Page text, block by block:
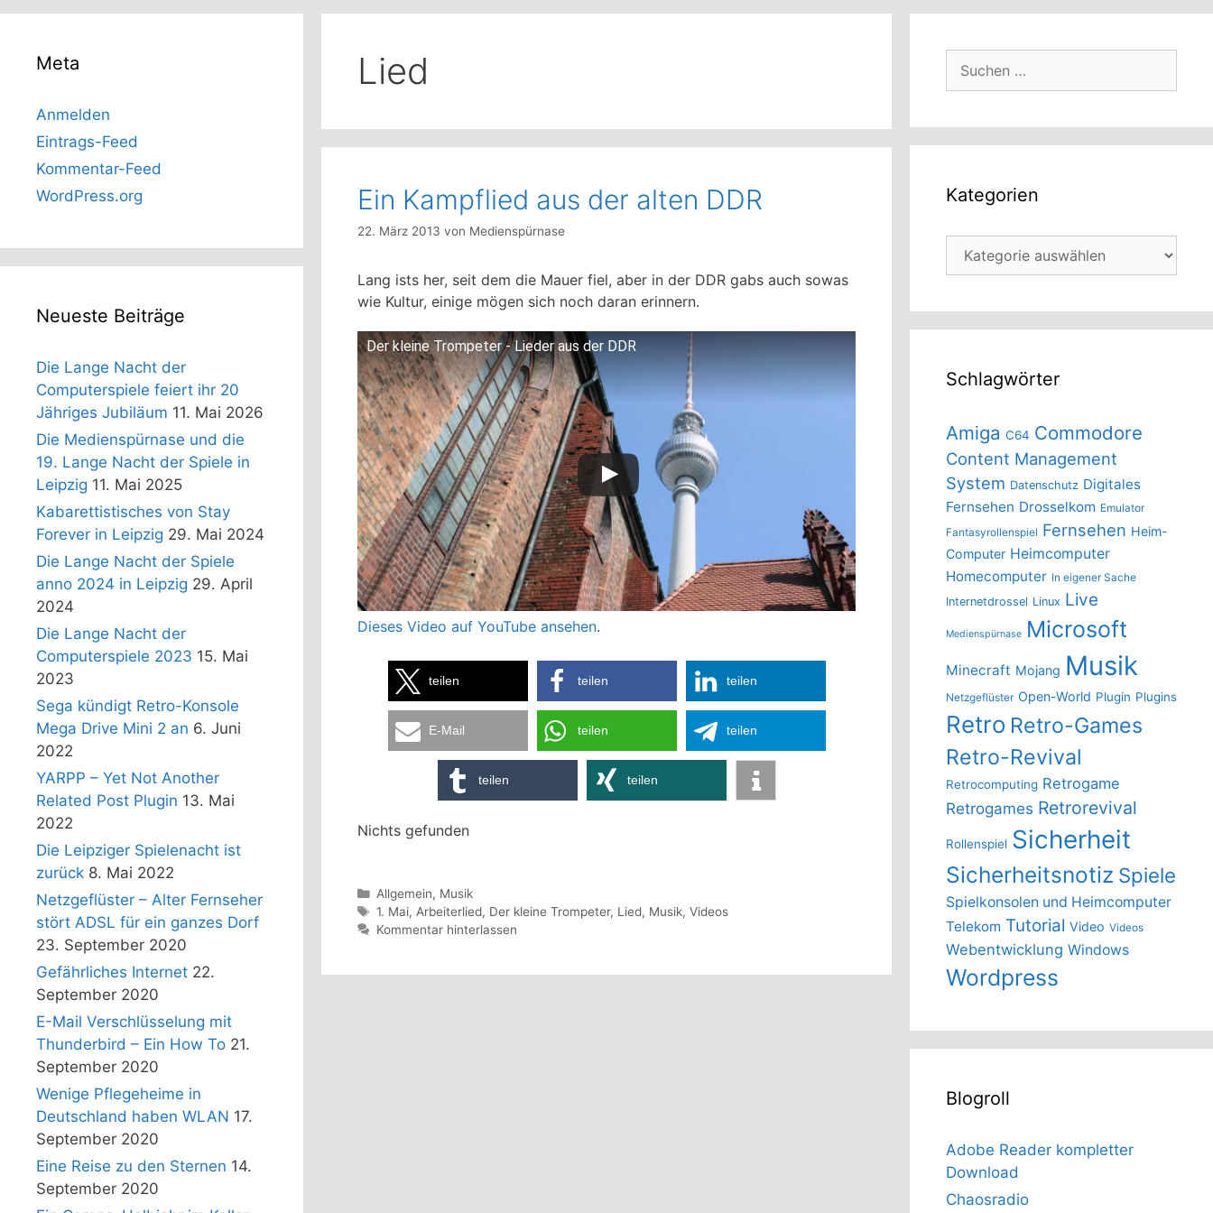
Lied
Ein Kampflied aus der alten DDR
22. März 2013 von Medienspürnase
Lang ists her, seit dem die Mauer fiel, aber in der DDR gabs auch sowas
wie Kultur, einige mögen sich noch daran erinnern.
Der kleine Trompeter - Lieder aus der DDR
Dieses Video auf YouTube ansehen.
teilen teilen teilen
E-Mail teilen teilen
teilen teilen
Nichts gefunden
Kategorien
Allgemein, Musik
Schlagwörter
1. Mai, Arbeiterlied, Der kleine Trompeter, Lied, Musik,Videos
Kommentar hinterlassen
Meta
Anmelden
Eintrags-Feed
Kommentar-Feed
WordPress.org
Neueste Beiträge
Die Lange Nacht der
Computerspiele feiert ihr 20
Jähriges Jubiläum 11. Mai 2026
Die Medienspürnase und die
19. Lange Nacht der Spiele in
Leipzig 11. Mai 2025
Kabarettistisches von Stay
Forever in Leipzig 29. Mai 2024
Die Lange Nacht der Spiele
anno 2024 in Leipzig 29. April
2024
Die Lange Nacht der
Computerspiele 2023 15. Mai
2023
Sega kündigt Retro-Konsole
Mega Drive Mini 2 an 6. Juni
2022
YARPP – Yet Not Another
Related Post Plugin 13. Mai
2022
Die Leipziger Spielenacht ist
zurück 8. Mai 2022
Netzgeflüster – Alter Fernseher
stört ADSL für ein ganzes Dorf
23. September 2020
Gefährliches Internet 22.
September 2020
E-Mail Verschlüsselung mit
Thunderbird – Ein How To 21.
September 2020
Wenige Pflegeheime in
Deutschland haben WLAN 17.
September 2020
Eine Reise zu den Sternen 14.
September 2020
Kategorien
Kategorien
Schlagwörter
Amiga C64 Commodore
Content Management
System Datenschutz Digitales
Fernsehen Drosselkom Emulator
Fantasyrollenspiel Fernsehen Heim-
Computer Heimcomputer
Homecomputer In eigener Sache
Internetdrossel Linux Live
Medienspürnase Microsoft
Minecraft Mojang Musik
Netzgeflüster Open-World Plugin Plugins
Retro Retro-Games
Retro-Revival
Retrocomputing Retrogame
Retrogames Retrorevival
Rollenspiel Sicherheit
Sicherheitsnotiz Spiele
Spielkonsolen und Heimcomputer
Telekom Tutorial Video Videos
Webentwicklung Windows
Wordpress
Blogroll
Adobe Reader kompletter
Download
Chaosradio